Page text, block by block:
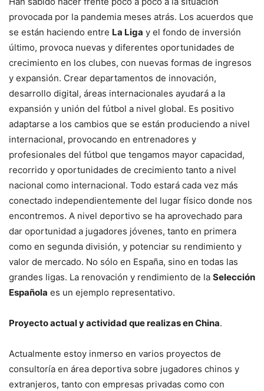
provocada por la pandemia meses atrás. Los acuerdos que
se están haciendo entre La Liga y el fondo de inversión
último, provoca nuevas y diferentes oportunidades de
crecimiento en los clubes, con nuevas formas de ingresos
y expansión. Crear departamentos de innovación,
desarrollo digital, áreas internacionales ayudará a la
expansión y unión del fútbol a nivel global. Es positivo
adaptarse a los cambios que se están produciendo a nivel
internacional, provocando en entrenadores y
profesionales del fútbol que tengamos mayor capacidad,
recorrido y oportunidades de crecimiento tanto a nivel
nacional como internacional. Todo estará cada vez más
conectado independientemente del lugar físico donde nos
encontremos. A nivel deportivo se ha aprovechado para
dar oportunidad a jugadores jóvenes, tanto en primera
como en segunda división, y potenciar su rendimiento y
valor de mercado. No sólo en España, sino en todas las
grandes ligas. La renovación y rendimiento de la Selección
Española es un ejemplo representativo.
Proyecto actual y actividad que realizas en China.
Actualmente estoy inmerso en varios proyectos de
consultoría en área deportiva sobre jugadores chinos y
extranjeros, tanto con empresas privadas como con